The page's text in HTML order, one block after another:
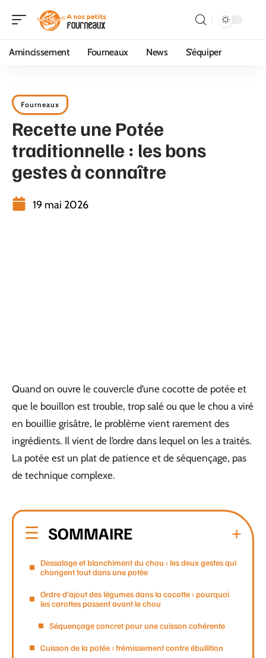
Amincissement Fourneaux News S’équiper
Fourneaux
Recette une Potée
traditionnelle : les bons
gestes à connaître
19 mai 2026
Quand on ouvre le couvercle d’une cocotte de potée et
que le bouillon est trouble, trop salé ou que le chou a viré
en bouillie grisâtre, le problème vient rarement des
ingrédients. Il vient de l’ordre dans lequel on les a traités.
La potée est un plat de patience et de séquençage, pas
de technique complexe.
SOMMAIRE
Dessalage et blanchiment du chou : les deux gestes qui
changent tout dans une potée
Ordre d’ajout des légumes dans la cocotte : pourquoi
les carottes passent avant le chou
Séquençage concret pour une cuisson cohérente
Cuisson de la potée : frémissement contre ébullition